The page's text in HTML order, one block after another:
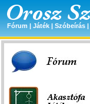
Fórum | Játék | Szóbeírás |